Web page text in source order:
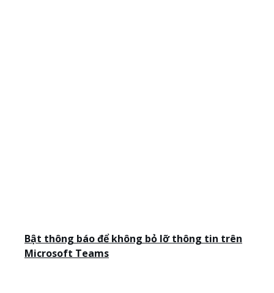
Bật thông báo để không bỏ lỡ thông tin trên
Microsoft Teams